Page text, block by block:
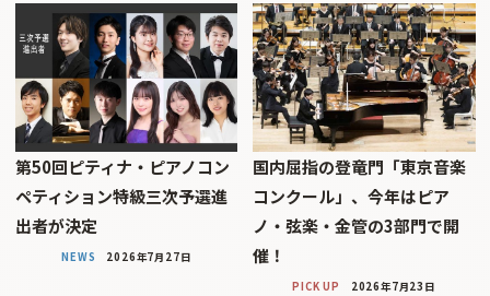
第50回ピティナ・ピアノコン
ペティション特級三次予選進
出者が決定
NEWS 2026年7月27日
国内屈指の登竜門「東京音楽
コンクール」、今年はピア
ノ・弦楽・金管の3部門で開
催！
PICK UP 2026年7月23日